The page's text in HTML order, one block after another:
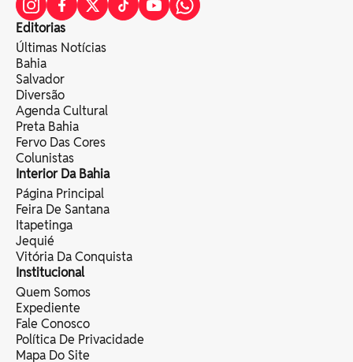
Editorias
Últimas Notícias
Bahia
Salvador
Diversão
Agenda Cultural
Preta Bahia
Fervo Das Cores
Colunistas
Interior Da Bahia
Página Principal
Feira De Santana
Itapetinga
Jequié
Vitória Da Conquista
Institucional
Quem Somos
Expediente
Fale Conosco
Política De Privacidade
Mapa Do Site